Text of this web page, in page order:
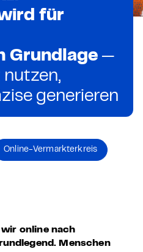
für
Grundlage —
nutzen,
generieren
Online-Vermarkterkreis
online nach
Menschen